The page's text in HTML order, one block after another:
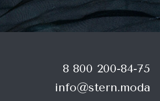
8 800 200-84-75
info@stern.moda